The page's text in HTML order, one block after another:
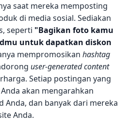
saat mereka memposting
di media sosial. Sediakan
seperti "Bagikan foto kamu
untuk dapatkan diskon
mempromosikan hashtag
user-generated content
Setiap postingan yang
Anda akan mengarahkan
Anda, dan banyak dari mereka
Anda.